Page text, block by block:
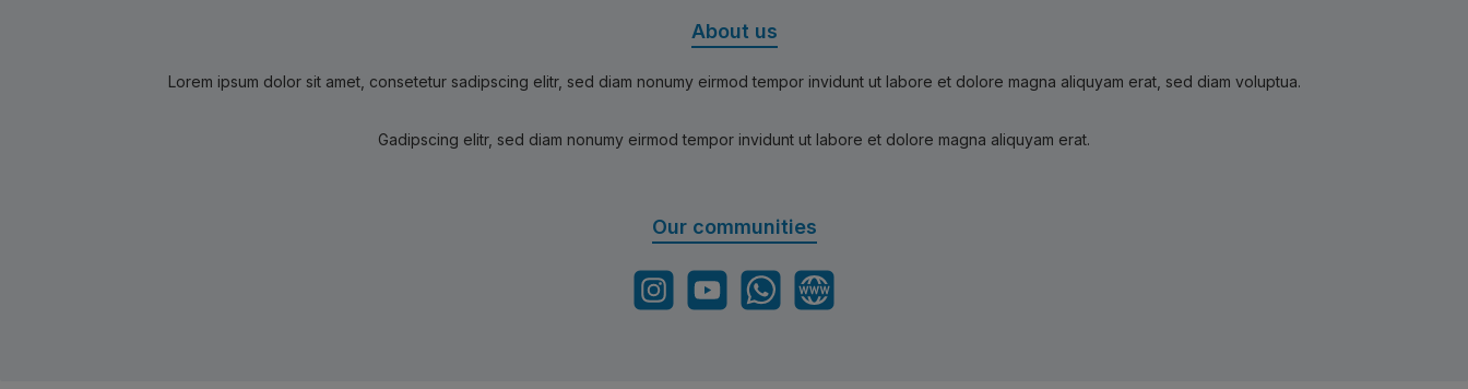
About us
Lorem ipsum dolor sit amet, consetetur sadipscing elitr, sed diam nonumy eirmod tempor invidunt ut labore et dolore magna aliquyam erat, sed diam voluptua.
Gadipscing elitr, sed diam nonumy eirmod tempor invidunt ut labore et dolore magna aliquyam erat.
Our communities
InstagramYouTube WhatsAppWebsite